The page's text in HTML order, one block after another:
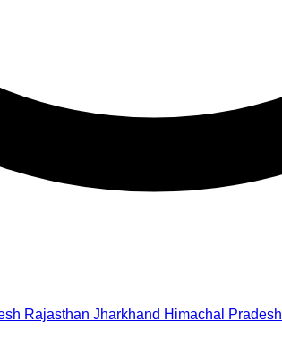
Rajasthan Jharkhand Himachal Pradesh